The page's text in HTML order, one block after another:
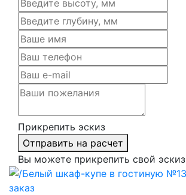
Прикрепить эскиз
Отправить на расчет
Вы можете прикрепить свой